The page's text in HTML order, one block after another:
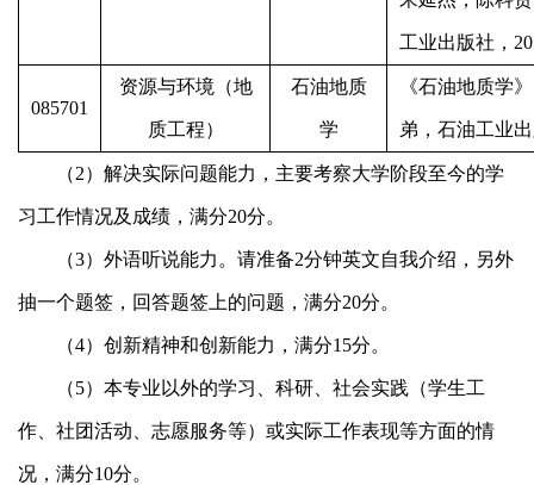
工业出版社，
085701
资源与环境（地
质工程）
石油地质
学
《石油地质学
弟，石油工业
（2）解决实际问题能力，主要考察大学阶段至今的学
习工作情况及成绩，满分20分。
（3）外语听说能力。请准备2分钟英文自我介绍，另外
抽一个题签，回答题签上的问题，满分20分。
（4）创新精神和创新能力，满分15分。
（5）本专业以外的学习、科研、社会实践（学生工
作、社团活动、志愿服务等）或实际工作表现等方面的情
况，满分10分。